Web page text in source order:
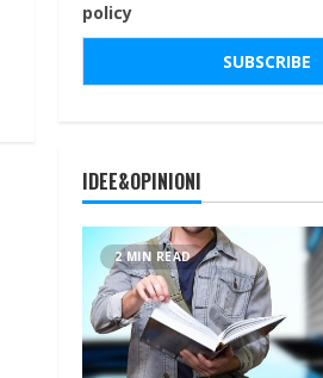
policy
IDEE&OPINIONI
2 MIN READ